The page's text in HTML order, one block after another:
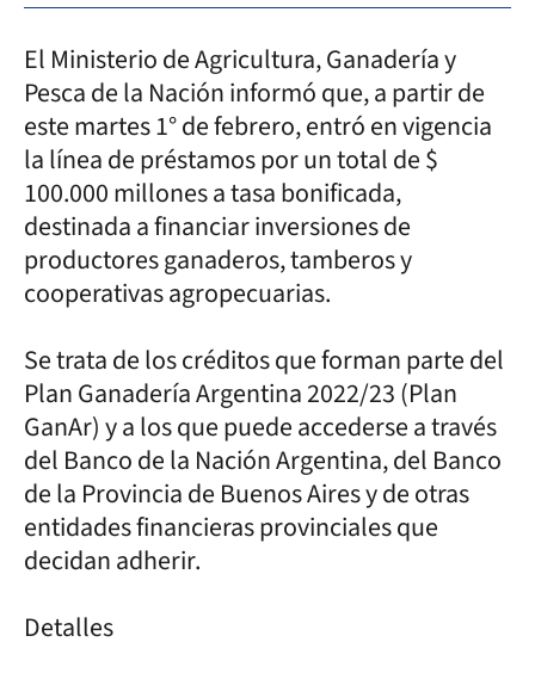
El Ministerio de Agricultura, Ganadería y
Pesca de la Nación informó que, a partir de
este martes 1° de febrero, entró en vigencia
la línea de préstamos por un total de $
100.000 millones a tasa bonificada,
destinada a financiar inversiones de
productores ganaderos, tamberos y
cooperativas agropecuarias.
Se trata de los créditos que forman parte del
Plan Ganadería Argentina 2022/23 (Plan
GanAr) y a los que puede accederse a través
del Banco de la Nación Argentina, del Banco
de la Provincia de Buenos Aires y de otras
entidades financieras provinciales que
decidan adherir.
Detalles